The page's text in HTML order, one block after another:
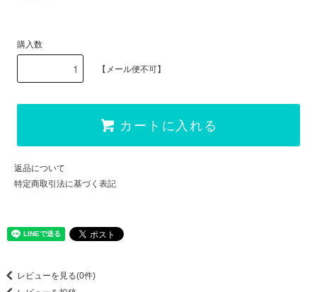
購入数
【メール便不可】
カートに入れる
返品について
特定商取引法に基づく表記
レビューを見る(0件)